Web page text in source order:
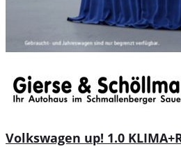
Volkswagen up! 1.0